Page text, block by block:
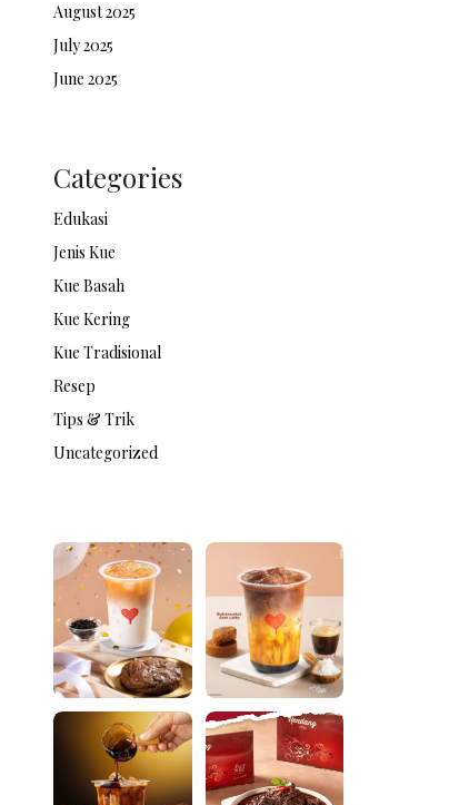
August 2025
July 2025
June 2025
Categories
Edukasi
Jenis Kue
Kue Basah
Kue Kering
Kue Tradisional
Resep
Tips & Trik
Uncategorized